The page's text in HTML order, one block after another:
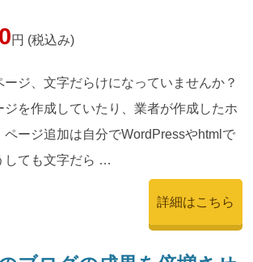
円 (税込み)
ジ、文字だらけになっていませんか？
ジを作成していたり、業者が作成したホ
ページ追加は自分でWordPressやhtmlで
しても文字だら …
詳細はこちら